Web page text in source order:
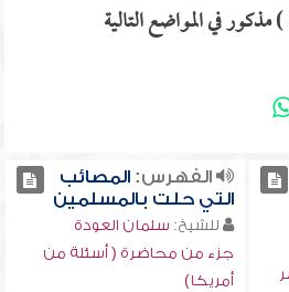
مذكور في المواضع التالية
الفهرس:المصائب
التي حلت بالمسلمين
للشيخ: سلمان العودة
جزء من محاضرة ( أسئلة من
أمريكا)